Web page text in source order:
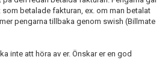
betalade fakturan, ex. om man betalat
pengarna tillbaka genom swish (Billmate
inte att höra av er. Önskar er en god